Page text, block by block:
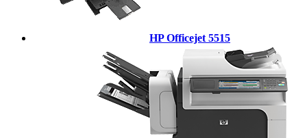
HP Officejet 5515